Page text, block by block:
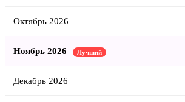
Октябрь 2026
Ноябрь 2026 Лучший
Декабрь 2026